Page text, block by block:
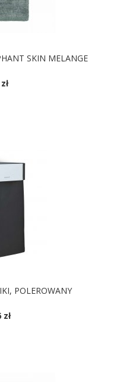
SKIN MELANGE
POLEROWANY
zł